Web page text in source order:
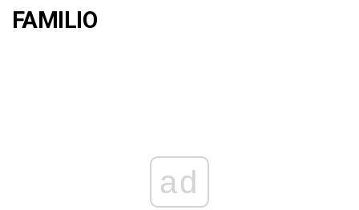
FAMILIO
ad